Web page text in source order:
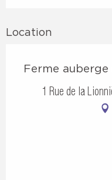
Location
Ferme
1 Rue de la